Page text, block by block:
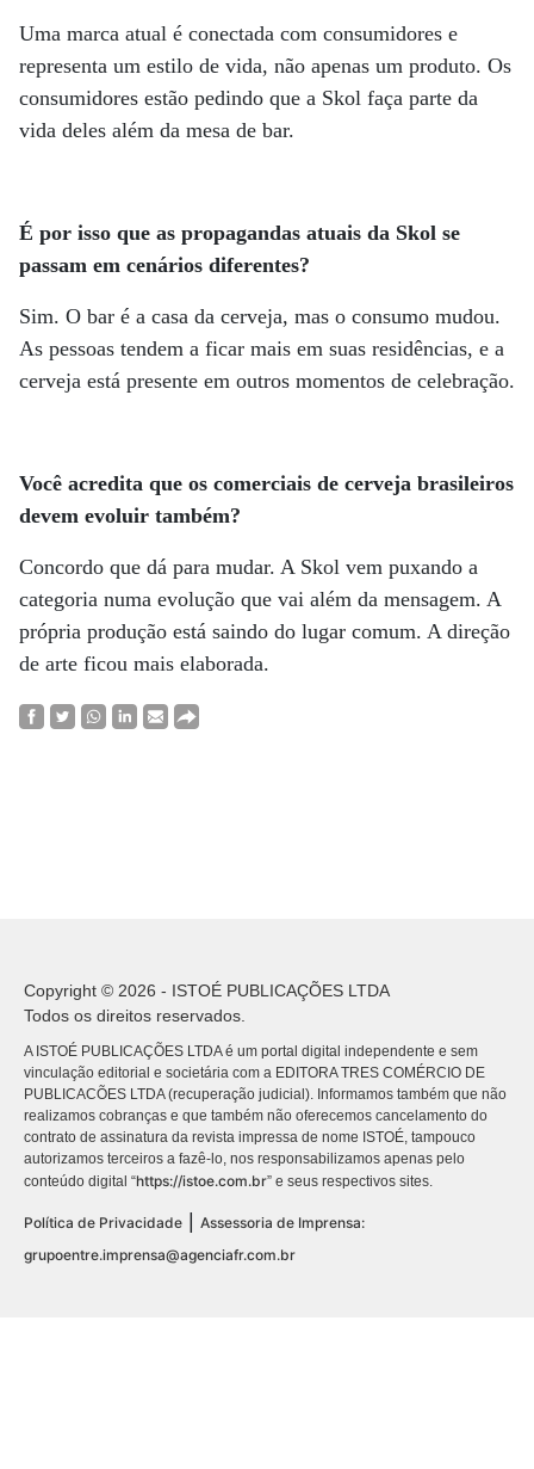
Uma marca atual é conectada com consumidores e
representa um estilo de vida, não apenas um produto. Os
consumidores estão pedindo que a Skol faça parte da
vida deles além da mesa de bar.
É por isso que as propagandas atuais da Skol se
passam em cenários diferentes?
Sim. O bar é a casa da cerveja, mas o consumo mudou.
As pessoas tendem a ficar mais em suas residências, e a
cerveja está presente em outros momentos de celebração.
Você acredita que os comerciais de cerveja brasileiros
devem evoluir também?
Concordo que dá para mudar. A Skol vem puxando a
categoria numa evolução que vai além da mensagem. A
própria produção está saindo do lugar comum. A direção
de arte ficou mais elaborada.
Copyright © 2026 - ISTOÉ PUBLICAÇÕES LTDA
Todos os direitos reservados.
A ISTOÉ PUBLICAÇÕES LTDA é um portal digital independente e sem
vinculação editorial e societária com a EDITORA TRES COMÉRCIO DE
PUBLICACÕES LTDA (recuperação judicial). Informamos também que não
realizamos cobranças e que também não oferecemos cancelamento do
contrato de assinatura da revista impressa de nome ISTOÉ, tampouco
autorizamos terceiros a fazê-lo, nos responsabilizamos apenas pelo
conteúdo digital “https://istoe.com.br” e seus respectivos sites.
Política de Privacidade | Assessoria de Imprensa:
grupoentre.imprensa@agenciafr.com.br